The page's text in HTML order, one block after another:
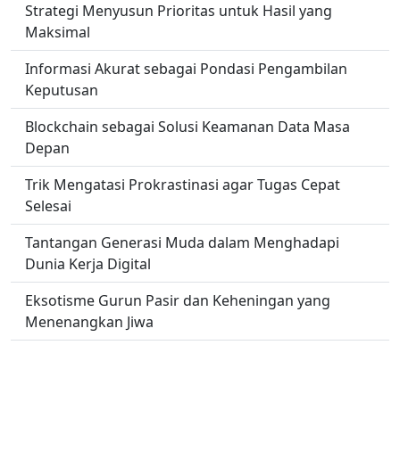
Strategi Menyusun Prioritas untuk Hasil yang
Maksimal
Informasi Akurat sebagai Pondasi Pengambilan
Keputusan
Blockchain sebagai Solusi Keamanan Data Masa
Depan
Trik Mengatasi Prokrastinasi agar Tugas Cepat
Selesai
Tantangan Generasi Muda dalam Menghadapi
Dunia Kerja Digital
Eksotisme Gurun Pasir dan Keheningan yang
Menenangkan Jiwa